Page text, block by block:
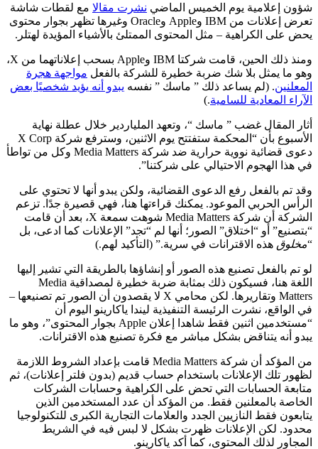
شؤون إعلامية يوم الخميس الماضي نشرت مقالا مع لقطات شاشة
تعرض إعلانات من IBM وApple وOracle وغيرها تظهر بجوار محتوى
يحض على الكراهية – مثل المحتوى الممتلئ بالأشياء المؤيدة لهتلر.
ومنذ ذلك الحين، قامت شركتا IBM وApple بسحب إعلاناتهما من X،
وهو ما يمثل بلا شك ضربة خطيرة للشركة بالفعل مواجهة هجرة
المعلنين. (لم يساعد ذلك ” ماسك ” نفسه يبدو أنه يؤيد شخصيًا بعض
الآراء المعادية للسامية.)
أثار المقال غضب ” ماسك “، وتعهد الملياردير خلال عطلة نهاية
الأسبوع بأن “المحكمة ستفتتح يوم الاثنين، وسترفع شركة X Corp
دعوى قضائية نووية حرارية ضد شركة Media Matters وكل من تواطأ
في هذا الهجوم الاحتيالي على شركتنا”.
وقد تم بالفعل رفع الدعوى القضائية، ولكن يبدو أنها لا تحتوي على
الرأس الحربي الموعود. يمكنك قراءتها هنا، فهي قصيرة جدًا. تزعم
الشركة أن شركة Media Matters شوهت سمعة X، بعد أن قامت
“بتصنيع” أو “اختلاق” الصور؛ أنها لم “تجد” الإعلانات كما ادعى، بل
“مخلوق هذه الاقترانات في سرية.” (التأكيد لهم.)
لو تم بالفعل تصنيع هذه الصور أو إنشاؤها بالطريقة التي تشير إليها
اللغة هنا، فسيكون ذلك بمثابة ضربة خطيرة لمصداقية Media
Matters وتقاريرها. لكن محامي X لا يقصدون أن الصور تم تصنيعها –
في الواقع، نشرت الرئيسة التنفيذية ليندا ياكارينو اليوم أن
“مستخدمين اثنين فقط شاهدا إعلان Apple بجوار المحتوى”، وهو ما
يبدو أنه يتناقض بشكل مباشر مع فكرة تصنيع هذه الاقترانات.
من المؤكد أن شركة Media Matters قامت بإعداد الشروط اللازمة
لظهور تلك الإعلانات باستخدام حساب قديم (بدون فلتر إعلانات)، ثم
متابعة الحسابات التي تحض على الكراهية وحسابات الشركات
الخاصة بالمعلنين فقط. من المؤكد أن عدد المستخدمين الذين
يتابعون فقط النازيين الجدد والعلامات التجارية الكبرى للتكنولوجيا
محدود. لكن الإعلانات ظهرت بشكل لا لبس فيه في الشريط
المجاور لذلك المحتوى، كما أكد ياكارينو.